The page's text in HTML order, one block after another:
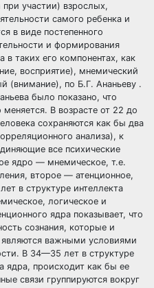
участии) взрослых,
самого ребенка и
в виде постепенного
и формирования
в таких его компонентах, как
восприятие), мнемический
(внимание), по Б.Г. Ананьеву .
было показано, что
меняется. В возрасте от 22 до
сохраняются как бы два
анализа), к
все психические
ядро — мнемическое, т.е.
второе — атенционное,
в структуре интеллекта
логическое и
ядра показывает, что
сознания, которые и
важными условиями
В 34—35 лет в структуре
ядра, происходит как бы ее
связи группируются вокруг